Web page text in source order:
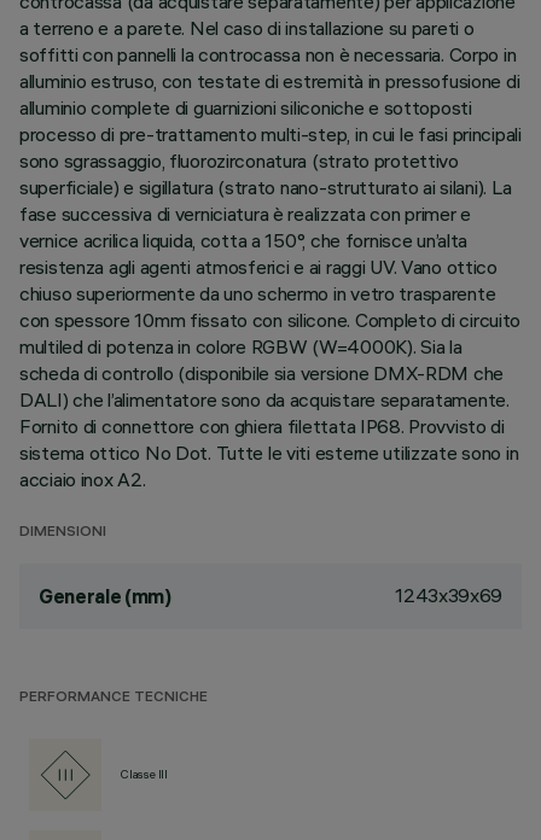
a terreno e a parete. Nel caso di installazione su pareti o
soffitti con pannelli la controcassa non è necessaria. Corpo in
alluminio estruso, con testate di estremità in pressofusione di
alluminio complete di guarnizioni siliconiche e sottoposti
processo di pre-trattamento multi-step, in cui le fasi principali
sono sgrassaggio, fluorozirconatura (strato protettivo
superficiale) e sigillatura (strato nano-strutturato ai silani). La
fase successiva di verniciatura è realizzata con primer e
vernice acrilica liquida, cotta a 150°, che fornisce un’alta
resistenza agli agenti atmosferici e ai raggi UV. Vano ottico
chiuso superiormente da uno schermo in vetro trasparente
con spessore 10mm fissato con silicone. Completo di circuito
multiled di potenza in colore RGBW (W=4000K). Sia la
scheda di controllo (disponibile sia versione DMX-RDM che
DALI) che l’alimentatore sono da acquistare separatamente.
Fornito di connettore con ghiera filettata IP68. Provvisto di
sistema ottico No Dot. Tutte le viti esterne utilizzate sono in
acciaio inox A2.
DIMENSIONI
Generale (mm) 1243x39x69
PERFORMANCE TECNICHE
Classe III